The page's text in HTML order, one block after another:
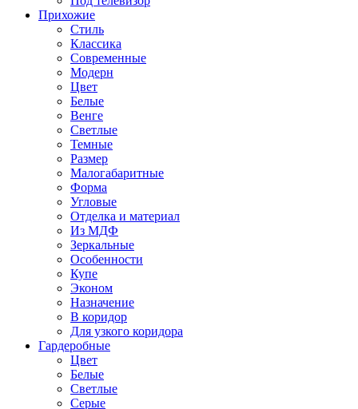
Прихожие
Стиль
Классика
Современные
Модерн
Цвет
Белые
Венге
Светлые
Темные
Размер
Малогабаритные
Форма
Угловые
Отделка и материал
Из МДФ
Зеркальные
Особенности
Купе
Эконом
Назначение
В коридор
Для узкого коридора
Гардеробные
Цвет
Белые
Светлые
Серые